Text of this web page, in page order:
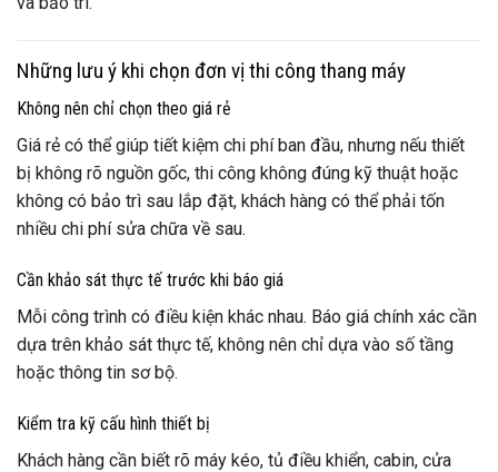
Những lưu ý khi chọn đơn vị thi công thang máy
Không nên chỉ chọn theo giá rẻ
Giá rẻ có thể giúp tiết kiệm chi phí ban đầu, nhưng nếu thiết
bị không rõ nguồn gốc, thi công không đúng kỹ thuật hoặc
không có bảo trì sau lắp đặt, khách hàng có thể phải tốn
nhiều chi phí sửa chữa về sau.
Cần khảo sát thực tế trước khi báo giá
Mỗi công trình có điều kiện khác nhau. Báo giá chính xác cần
dựa trên khảo sát thực tế, không nên chỉ dựa vào số tầng
hoặc thông tin sơ bộ.
Kiểm tra kỹ cấu hình thiết bị
Khách hàng cần biết rõ máy kéo, tủ điều khiển, cabin, cửa